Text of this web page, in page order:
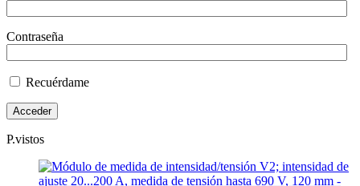
Contraseña
Recuérdame
P.vistos